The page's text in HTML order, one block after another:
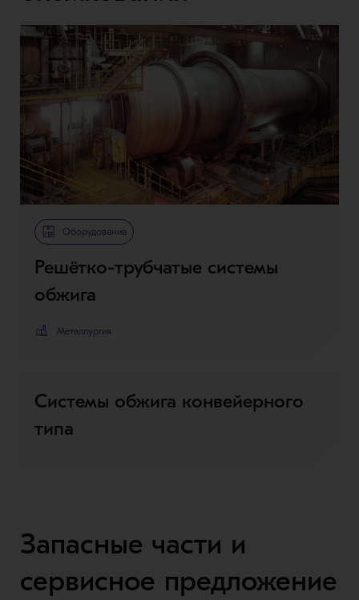
Оборудование
Решётко-трубчатые системы
обжига
Металлургия
Системы обжига конвейерного
типа
Запасные части и
сервисное предложение